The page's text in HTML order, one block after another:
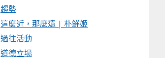
趨勢
這麼近，那麼遠 | 朴鮮姬
過往活動
道德立場